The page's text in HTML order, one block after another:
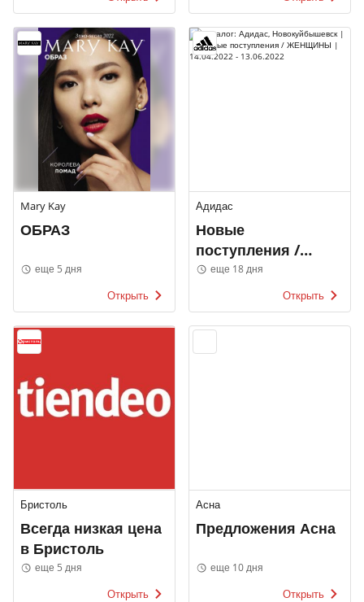
Mary Kay
ОБРАЗ
еще 5 дня
Открыть
Адидас
Новые
поступления /
ЖЕНЩИНЫ
еще 18 дня
Открыть
Бристоль
Всегда низкая цена
в Бристоль
еще 5 дня
Открыть
Асна
Предложения Асна
еще 10 дня
Открыть